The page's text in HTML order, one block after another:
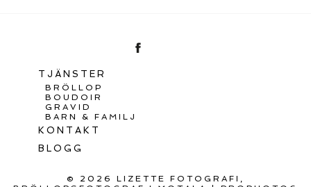
TJÄNSTER
BRÖLLOP
BOUDOIR
GRAVID
BARN & FAMILJ
KONTAKT
BLOGG
© 2026 LIZETTE FOTOGRAFI,